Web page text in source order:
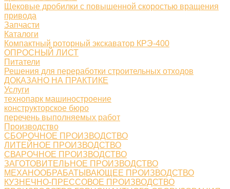
Щековые дробилки с повышенной скоростью вращения
привода
Запчасти
Каталоги
Компактный роторный экскаватор КРЭ-400
ОПРОСНЫЙ ЛИСТ
Питатели
Решения для переработки строительных отходов
ДОКАЗАНО НА ПРАКТИКЕ
Услуги
технопарк машиностроение
конструкторское бюро
перечень выполняемых работ
Производство
СБОРОЧНОЕ ПРОИЗВОДСТВО
ЛИТЕЙНОЕ ПРОИЗВОДСТВО
СВАРОЧНОЕ ПРОИЗВОДСТВО
ЗАГОТОВИТЕЛЬНОЕ ПРОИЗВОДСТВО
МЕХАНООБРАБАТЫВАЮЩЕЕ ПРОИЗВОДСТВО
КУЗНЕЧНО-ПРЕССОВОЕ ПРОИЗВОДСТВО